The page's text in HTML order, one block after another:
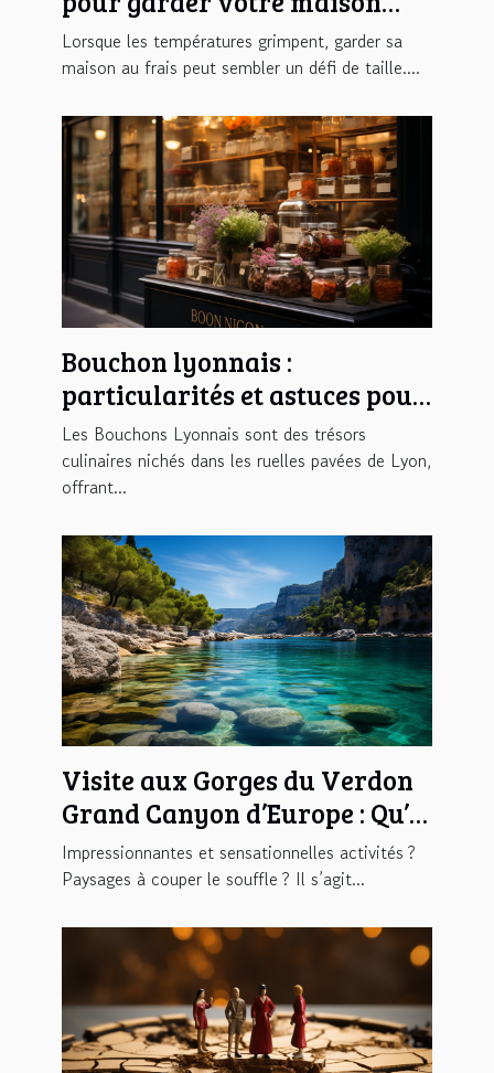
fraîche
Lorsque les températures grimpent, garder sa
maison au frais peut sembler un défi de taille....
Bouchon lyonnais :
particularités et astuces pour
bien en profiter
Les Bouchons Lyonnais sont des trésors
culinaires nichés dans les ruelles pavées de Lyon,
offrant...
Visite aux Gorges du Verdon
Grand Canyon d’Europe : Qu’y
trouverez-vous ?
Impressionnantes et sensationnelles activités ?
Paysages à couper le souffle ? Il s’agit...